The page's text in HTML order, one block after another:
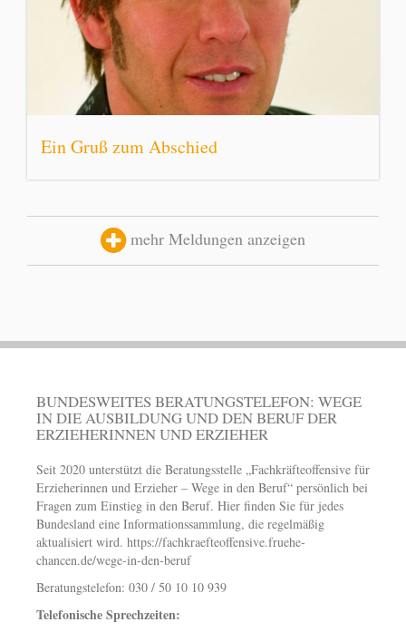
Ein Gruß zum Abschied
mehr Meldungen anzeigen
BUNDESWEITES BERATUNGSTELEFON: WEGE
IN DIE AUSBILDUNG UND DEN BERUF DER
ERZIEHERINNEN UND ERZIEHER
Seit 2020 unterstützt die Beratungsstelle „Fachkräfteoffensive für
Erzieherinnen und Erzieher – Wege in den Beruf“ persönlich bei
Fragen zum Einstieg in den Beruf. Hier finden Sie für jedes
Bundesland eine Informationssammlung, die regelmäßig
aktualisiert wird. https://fachkraefteoffensive.fruehe-
chancen.de/wege-in-den-beruf
Beratungstelefon: 030 / 50 10 10 939
Telefonische Sprechzeiten: